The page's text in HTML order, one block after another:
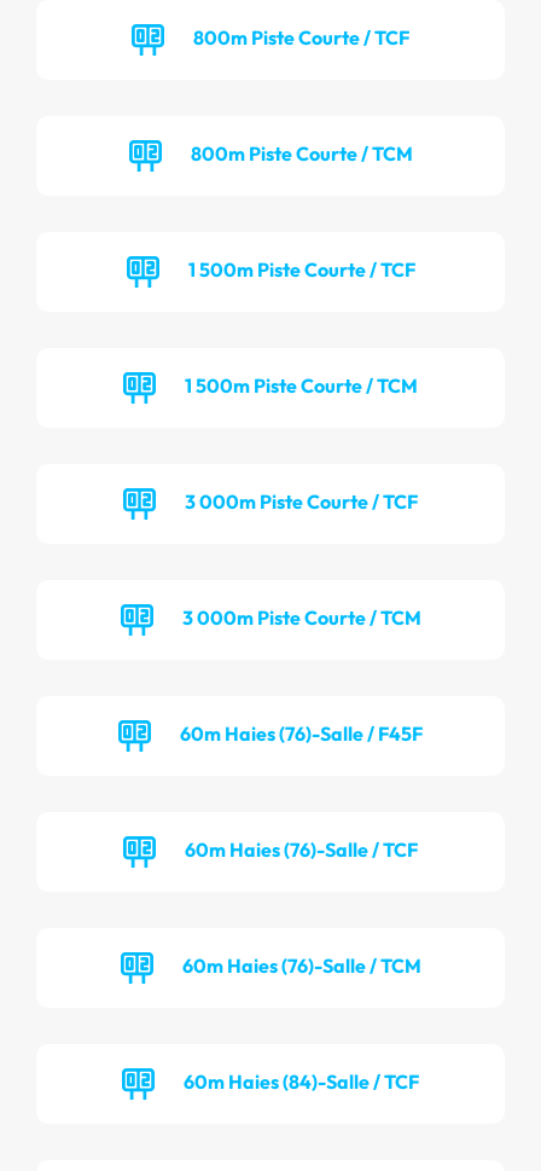
800m Piste Courte / TCF
800m Piste Courte / TCM
1 500m Piste Courte / TCF
1 500m Piste Courte / TCM
3 000m Piste Courte / TCF
3 000m Piste Courte / TCM
60m Haies (76)-Salle / F45F
60m Haies (76)-Salle / TCF
60m Haies (76)-Salle / TCM
60m Haies (84)-Salle / TCF